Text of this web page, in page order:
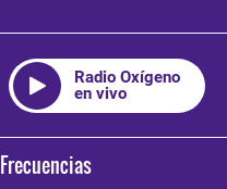
Radio Oxígeno
en vivo
Frecuencias